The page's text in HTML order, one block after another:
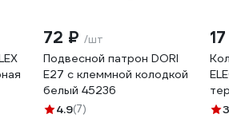
72 ₽ /шт
Подвесной патрон DORI
Е27 с клеммной колодкой
белый 45236
4.9(7)